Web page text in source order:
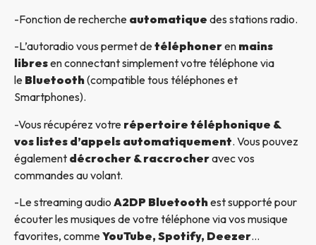
-Fonction de recherche automatique des stations radio.
-L’autoradio vous permet detéléphoneren mains
libresen connectant simplement votre téléphone via
le Bluetooth(compatible tous téléphones et
Smartphones).
-Vous récupérez votre répertoire téléphonique &
vos listes d’appels automatiquement. Vous pouvez
également décrocher & raccrocheravec vos
commandes au volant.
-Le streaming audio A2DP Bluetoothest supporté pour
écouter les musiques de votre téléphone via vos musique
favorites, commeYouTube, Spotify, Deezer…